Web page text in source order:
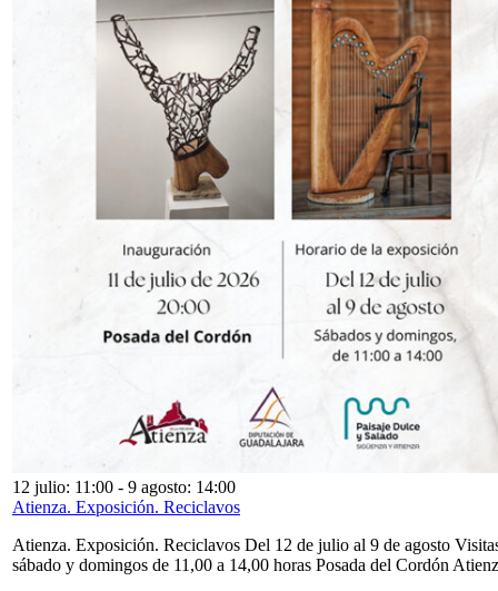
12 julio: 11:00 - 9 agosto: 14:00
Atienza. Exposición. Reciclavos
Atienza. Exposición. Reciclavos Del 12 de julio al 9 de agosto
sábado y domingos de 11,00 a 14,00 horas Posada del Cordón